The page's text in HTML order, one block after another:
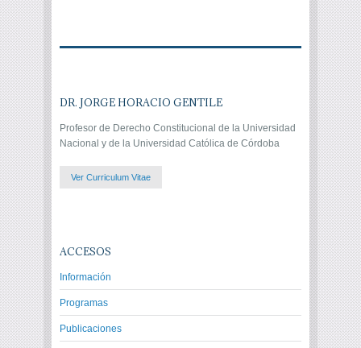
DR. JORGE HORACIO GENTILE
Profesor de Derecho Constitucional de la Universidad
Nacional y de la Universidad Católica de Córdoba
Ver Curriculum Vitae
ACCESOS
Información
Programas
Publicaciones